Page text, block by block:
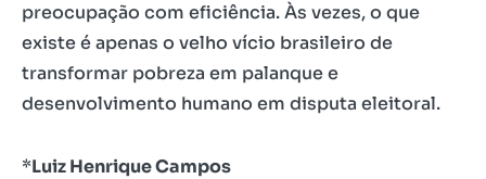
preocupação com eficiência. Às vezes, o que
existe é apenas o velho vício brasileiro de
transformar pobreza em palanque e
desenvolvimento humano em disputa eleitoral.
*Luiz Henrique Campos